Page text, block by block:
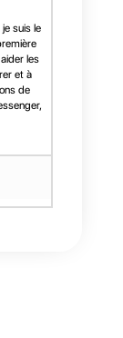
Callbell
idéal